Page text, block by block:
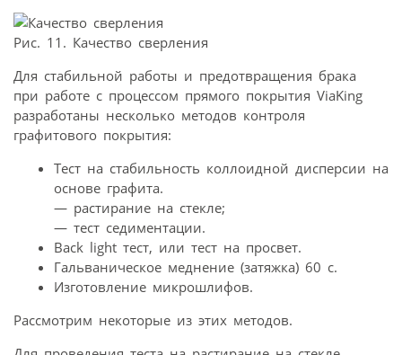
Рис. 11. Качество сверления
Для стабильной работы и предотвращения брака
при работе с процессом прямого покрытия ViaKing
разработаны несколько методов контроля
графитового покрытия:
Тест на стабильность коллоидной дисперсии на
основе графита.
— растирание на стекле;
— тест седиментации.
Back light тест, или тест на просвет.
Гальваническое меднение (затяжка) 60 с.
Изготовление микрошлифов.
Рассмотрим некоторые из этих методов.